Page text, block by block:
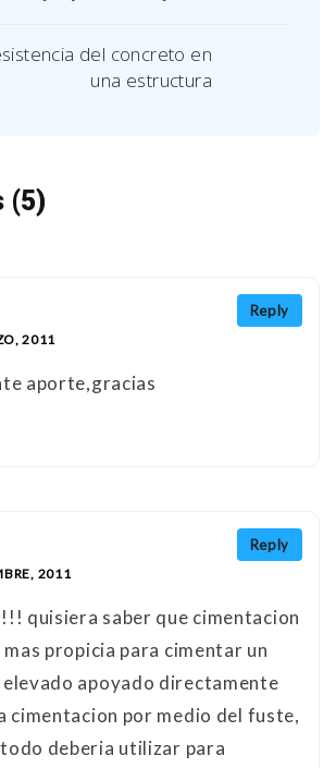
del concreto en
una estructura
(5)
Reply
2011
aporte,gracias
Reply
2011
quisiera saber que cimentacion
mas propicia para cimentar un
apoyado directamente
cimentacion por medio del fuste,
deberia utilizar para